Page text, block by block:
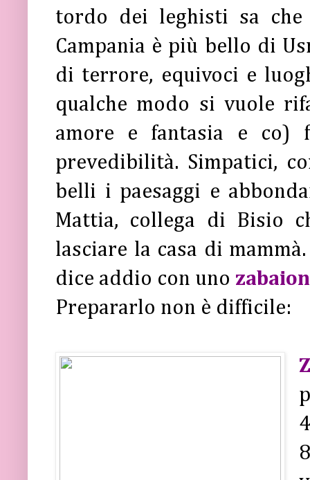
tordo dei leghisti sa
Campania è più bello di
di terrore, equivoci e
qualche modo si vuole
amore e fantasia e co)
prevedibilità. Simpatici,
belli i paesaggi e
Mattia, collega di Bisio
lasciare la casa di
dice addio con uno
Prepararlo non è difficile: